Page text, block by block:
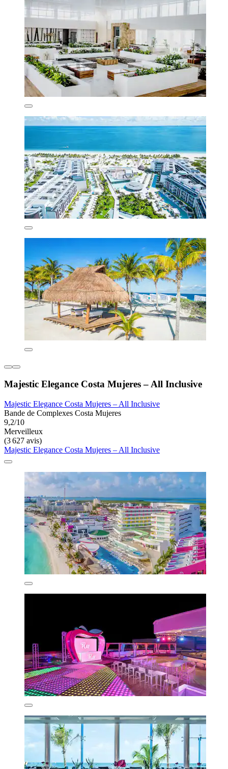
Majestic Elegance Costa Mujeres – All Inclusive
Majestic Elegance Costa Mujeres – All Inclusive
Bande de Complexes Costa Mujeres
9,2/10
Merveilleux
(3 627 avis)
Majestic Elegance Costa Mujeres – All Inclusive